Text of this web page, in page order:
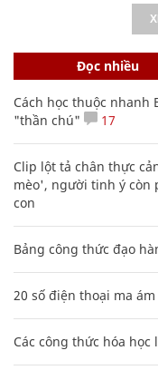
Đọc nhiều
Cách học thuộc
"thần chú"
17
Clip lột tả chân thực
mèo', người tinh ý còn
con
Bảng công thức đạo
20 số điện thoại ma
Các công thức hóa